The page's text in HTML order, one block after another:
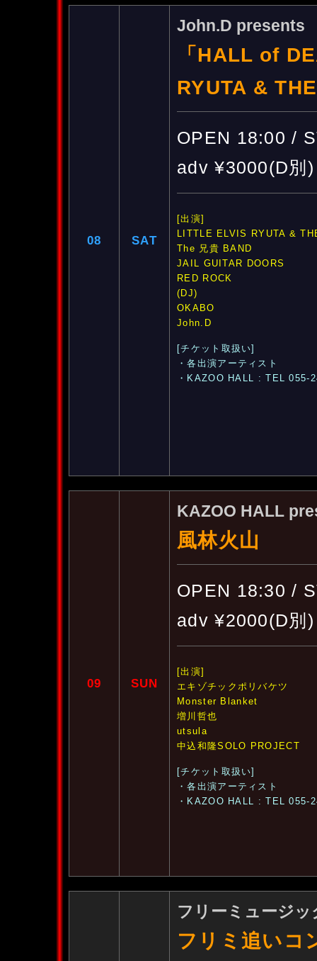
08 SAT
John.D presents
「HALL of
RYUTA &
OPEN 18:00 /
adv ¥3000(D別
[出演]
LITTLE ELVIS RYUTA &
The 兄貴 BAND
JAIL GUITAR DOORS
RED ROCK
(DJ)
OKABO
John.D
[チケット取扱い]
・各出演アーティスト
・KAZOO HALL : TEL 055-
09 SUN
KAZOO HALL
風林火山
OPEN 18:30 /
adv ¥2000(D別
[出演]
エキゾチックポリバケツ
Monster Blanket
増川哲也
utsula
中込和隆SOLO PROJECT
[チケット取扱い]
・各出演アーティスト
・KAZOO HALL : TEL 055-
フリーミュージ
フリミ追いコ